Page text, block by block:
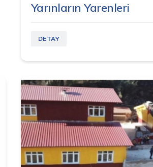
Yarınların Yarenleri
DETAY